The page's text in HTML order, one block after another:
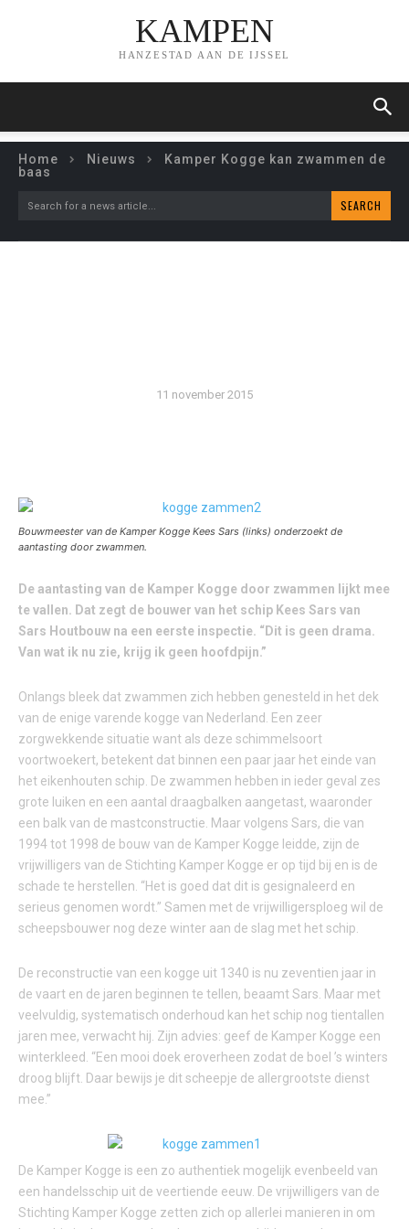
KAMPEN
HANZESTAD AAN DE IJSSEL
Home Nieuws
Kamper Kogge kan zwammen de
baas
Search for a news article... SEARCH
11 november 2015
Bouwmeester van de Kamper Kogge Kees Sars (links) onderzoekt de
aantasting door zwammen.
De aantasting van de Kamper Kogge door zwammen lijkt mee
te vallen. Dat zegt de bouwer van het schip Kees Sars van
Sars Houtbouw na een eerste inspectie. “Dit is geen drama.
Van wat ik nu zie, krijg ik geen hoofdpijn.”
Onlangs bleek dat zwammen zich hebben genesteld in het dek
van de enige varende kogge van Nederland. Een zeer
zorgwekkende situatie want als deze schimmelsoort
voortwoekert, betekent dat binnen een paar jaar het einde van
het eikenhouten schip. De zwammen hebben in ieder geval zes
grote luiken en een aantal draagbalken aangetast, waaronder
een balk van de mastconstructie. Maar volgens Sars, die van
1994 tot 1998 de bouw van de Kamper Kogge leidde, zijn de
vrijwilligers van de Stichting Kamper Kogge er op tijd bij en is de
schade te herstellen. “Het is goed dat dit is gesignaleerd en
serieus genomen wordt.” Samen met de vrijwilligersploeg wil de
scheepsbouwer nog deze winter aan de slag met het schip.
De reconstructie van een kogge uit 1340 is nu zeventien jaar in
de vaart en de jaren beginnen te tellen, beaamt Sars. Maar met
veelvuldig, systematisch onderhoud kan het schip nog tientallen
jaren mee, verwacht hij. Zijn advies: geef de Kamper Kogge een
winterkleed. “Een mooi doek eroverheen zodat de boel ’s winters
droog blijft. Daar bewijs je dit scheepje de allergrootste dienst
mee.”
De Kamper Kogge is een zo authentiek mogelijk evenbeeld van
een handelsschip uit de veertiende eeuw. De vrijwilligers van de
Stichting Kamper Kogge zetten zich op allerlei manieren in om